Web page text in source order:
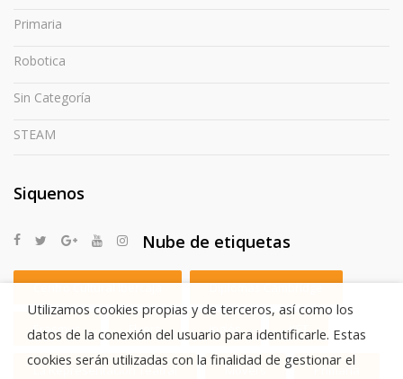
Primaria
Robotica
Sin Categoría
STEAM
Siquenos
Nube de etiquetas
Centro Cultural Ibercaja Diplomas Cambridge
Erasmus Flyers Inglés KET
La Representación Teatral Movers Primaria
Utilizamos cookies propias y de terceros, así como los
datos de la conexión del usuario para identificarle. Estas
cookies serán utilizadas con la finalidad de gestionar el